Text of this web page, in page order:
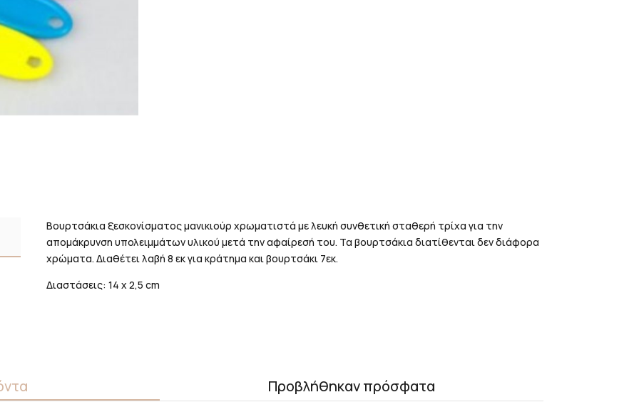
Βουρτσάκια ξεσκονίσματος μανικιούρ χρωματιστά με λευκή συνθετική σταθερή τρίχα για την
απομάκρυνση υπολειμμάτων υλικού μετά την αφαίρεσή του. Τα βουρτσάκια διατίθενται δεν διάφορα
χρώματα. Διαθέτει λαβή 8 εκ για κράτημα και βουρτσάκι 7εκ.
Διαστάσεις: 14 x 2,5 cm
Προβλήθηκαν πρόσφατα